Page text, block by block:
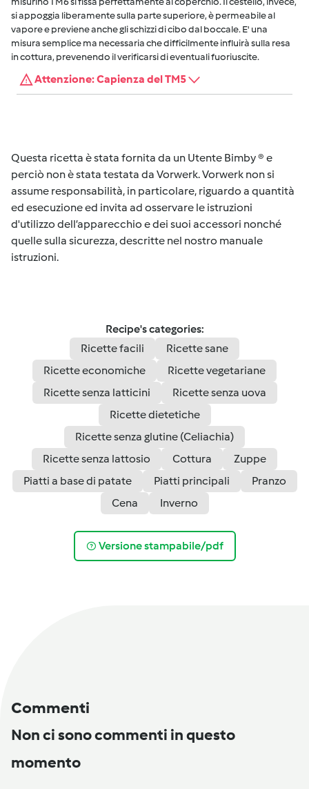
si appoggia liberamente sulla parte superiore, è permeabile al
vapore e previene anche gli schizzi di cibo dal boccale. E' una
misura semplice ma necessaria che difficilmente influirà sulla resa
in cottura, prevenendo il verificarsi di eventuali fuoriuscite.
Attenzione: Capienza del TM5
Questa ricetta è stata fornita da un Utente Bimby ® e
perciò non è stata testata da Vorwerk. Vorwerk non si
assume responsabilità, in particolare, riguardo a quantità
ed esecuzione ed invita ad osservare le istruzioni
d'utilizzo dell’apparecchio e dei suoi accessori nonché
quelle sulla sicurezza, descritte nel nostro manuale
istruzioni.
Recipe's categories:
Ricette facili
Ricette sane
Ricette economiche
Ricette vegetariane
Ricette senza latticini
Ricette senza uova
Ricette dietetiche
Ricette senza glutine (Celiachia)
Ricette senza lattosio
Cottura
Zuppe
Piatti a base di patate
Piatti principali
Pranzo
Cena
Inverno
Versione stampabile/pdf
Commenti
Non ci sono commenti in questo
momento